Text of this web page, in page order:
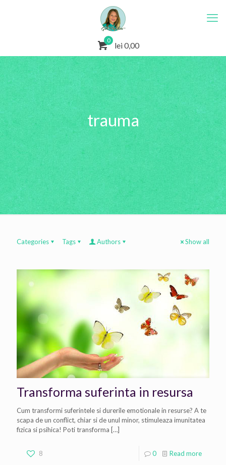
0
lei 0,00
trauma
Categories Tags Authors Show all
Transforma suferinta in resursa
Cum transformi suferintele si durerile emotionale in resurse? A te
scapa de un conflict, chiar si de unul minor, stimuleaza imunitatea
fizica si psihica! Poti transforma […]
8 0 Read more